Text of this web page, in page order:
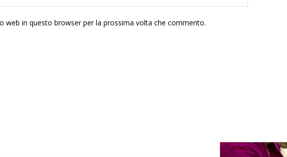
web in questo browser per la prossima volta che commento.